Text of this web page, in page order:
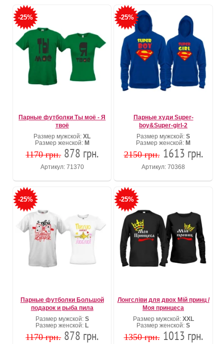
-25%
Парные футболки Ты моё - Я
твоё
Размер мужской:XL
Размер женской: М
1170 грн. 878 грн.
Артикул: 71370
-25%
Парные худи Super-
boy&Super-girl-2
Размер мужской: S
Размер женской: M
2150 грн. 1613 грн.
Артикул: 70368
-25%
Парные футболки Большой
подарок и рыба пила
Размер мужской: S
Размер женской:L
1170 грн. 878 грн.
-25%
Лонгсліви для двох Мій принц /
Моя принцеса
Размер мужской: XXL
Размер женской: S
1350 грн. 1013 грн.